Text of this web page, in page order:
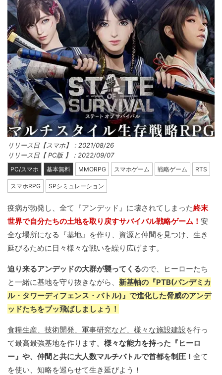
リリース日【スマホ】：2021/08/26
リリース日【 PC版 】：2022/09/07
PC/スマホ 基本無料 MMORPG スマホゲーム 戦略ゲーム RTS
スマホRPG SPシミュレーション
疫病が勃発し、全て『アンデッド』に壊されてしまった終末
世界で自分たちの土地を取り戻すサバイバル戦略ゲーム！ 安
全な場所になる『基地』を作り、資源と仲間を見つけ、生き
延びるために日々様々な戦いを繰り広げます。
迫り来るアンデッドの大群が襲ってくるので、ヒーローたち
と一緒に基地を守り抜きながら、 新基軸の『PTB(パンデミカ
ル・タワーディフェンス・バトル)』で進化した脅威のアンデ
ッドたちをブッ飛ばしましょう！
食糧生産、技術開発、軍事研究など、様々な施設建設を行っ
て最高最強基地を作ります。 様々な能力を持った『ヒーロ
ー』や、仲間と共に大人数マルチバトルで首都を制圧！ 全て
を使い、知略を巡らせて生き延びよう！